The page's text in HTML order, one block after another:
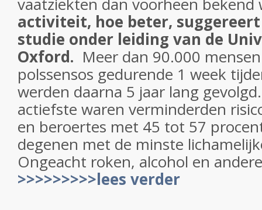
activiteit, hoe beter,
studie onder leiding van de
Oxford. Meer dan 90.000
polssensos gedurende 1 week
werden daarna 5 jaar lang
actiefste waren verminderden
en beroertes met 45 tot 57
degenen met de minste
Ongeacht roken, alcohol en
>>>>>>>>>lees verder